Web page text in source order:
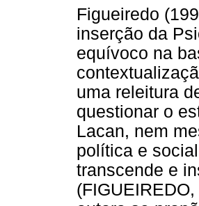
Figueiredo
inserção da
equívoco na
uma releitura
questionar o
Lacan, nem
política e
transcende e